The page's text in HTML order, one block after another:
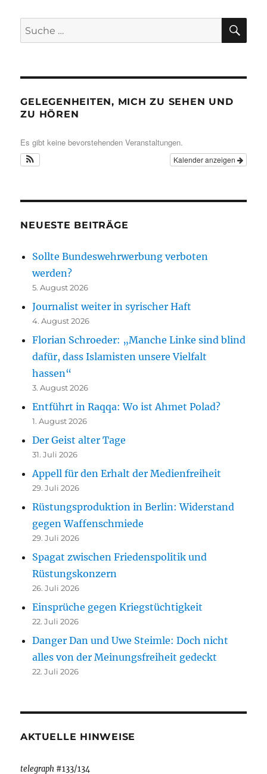
Suche
nach:
GELEGENHEITEN, MICH ZU SEHEN UND
ZU HÖREN
Es gibt keine bevorstehenden Veranstaltungen.
Kalender anzeigen
NEUESTE BEITRÄGE
Sollte Bundeswehrwerbung verboten
werden?
5. August 2026
Journalist weiter in syrischer Haft
4. August 2026
Florian Schroeder: „Manche Linke sind blind
dafür, dass Islamisten unsere Vielfalt
hassen“
3. August 2026
Entführt in Raqqa: Wo ist Ahmet Polad?
1. August 2026
Der Geist alter Tage
31. Juli 2026
Appell für den Erhalt der Medienfreiheit
29. Juli 2026
Rüstungsproduktion in Berlin: Widerstand
gegen Waffenschmiede
29. Juli 2026
Spagat zwischen Friedenspolitik und
Rüstungskonzern
26. Juli 2026
Einsprüche gegen Kriegstüchtigkeit
22. Juli 2026
Danger Dan und Uwe Steimle: Doch nicht
alles von der Meinungsfreiheit gedeckt
22. Juli 2026
AKTUELLE HINWEISE
telegraph #133/134